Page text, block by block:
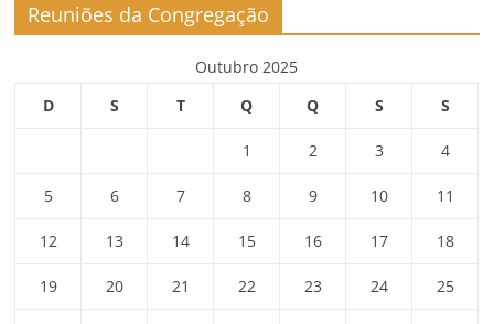
Reuniões da Congregação
Outubro 2025
D
S T Q Q S S
1 2 3 4
5 6 7 8 9 10 11
12 13 14 15 16 17 18
19 20 21 22 23 24 25